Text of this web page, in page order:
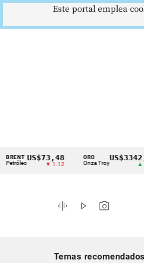
Cintillo
indicadores
económicos
US$73,48
▼ 1.12
ORO
Onza Troy
US$3342,60
graphic_eq play_arrow photo_camera
Temas recomendados
Este portal emplea